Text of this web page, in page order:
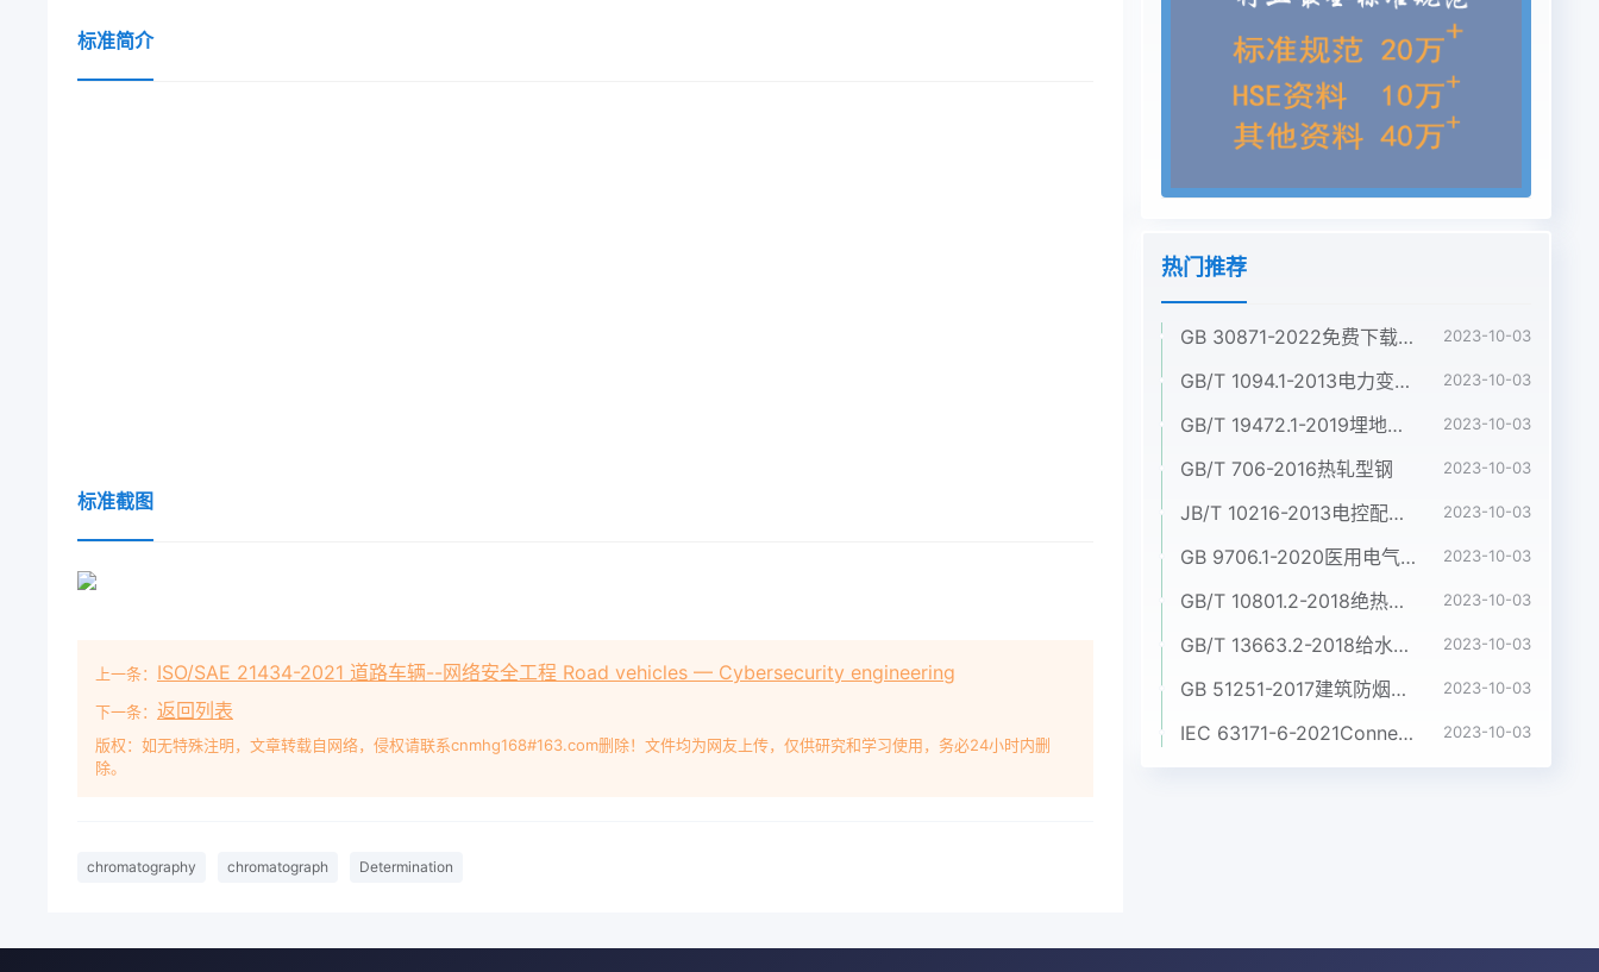
标准简介
标准截图
上一条： ISO/SAE 21434-2021 道路车辆--网络安全工程 Road vehicles — Cybersecurity engineering
下一条： 返回列表
版权：如无特殊注明，文章转载自网络，侵权请联系cnmhg168#163.com删除！文件均为网友上传，仅供研究和学习使用，务必24小时内删
除。
chromatography chromatograph Determination
热门推荐
GB 30871-2022免费下载危险化学品企业特殊作业安全规范 2023-10-03
GB/T 1094.1-2013电力变压器 第1部分:总则 2023-10-03
GB/T 19472.1-2019埋地用聚乙烯(PE)结构壁管道系统 第1部分:聚乙烯双壁波纹管材 2023-10-03
GB/T 706-2016热轧型钢 2023-10-03
JB/T 10216-2013电控配电用电缆桥架 2023-10-03
GB 9706.1-2020医用电气设备 第1部分:基本安全和基本性能的通用要求 2023-10-03
GB/T 10801.2-2018绝热用挤塑聚苯乙烯泡沫塑料(XPS) 2023-10-03
GB/T 13663.2-2018给水用聚乙烯(PE)管道系统 第2部分:管材 2023-10-03
GB 51251-2017建筑防烟排烟系统技术标准 2023-10-03
IEC 63171-6-2021Connectors for electrical and electronic equipment - Part 6: Detail specification for 2-way and 4-way (data/power), shielded, free and fixed connectors for power and data transmission with frequencies up to 600 MHz 2023-10-03